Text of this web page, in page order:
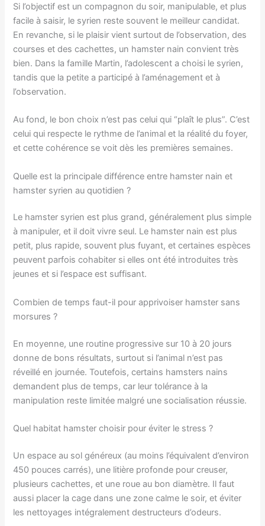
Si l’objectif est un compagnon du soir, manipulable, et plus
facile à saisir, le syrien reste souvent le meilleur candidat.
En revanche, si le plaisir vient surtout de l’observation, des
courses et des cachettes, un hamster nain convient très
bien. Dans la famille Martin, l’adolescent a choisi le syrien,
tandis que la petite a participé à l’aménagement et à
l’observation.
Au fond, le bon choix n’est pas celui qui “plaît le plus”. C’est
celui qui respecte le rythme de l’animal et la réalité du foyer,
et cette cohérence se voit dès les premières semaines.
Quelle est la principale différence entre hamster nain et
hamster syrien au quotidien ?
Le hamster syrien est plus grand, généralement plus simple
à manipuler, et il doit vivre seul. Le hamster nain est plus
petit, plus rapide, souvent plus fuyant, et certaines espèces
peuvent parfois cohabiter si elles ont été introduites très
jeunes et si l’espace est suffisant.
Combien de temps faut-il pour apprivoiser hamster sans
morsures ?
En moyenne, une routine progressive sur 10 à 20 jours
donne de bons résultats, surtout si l’animal n’est pas
réveillé en journée. Toutefois, certains hamsters nains
demandent plus de temps, car leur tolérance à la
manipulation reste limitée malgré une socialisation réussie.
Quel habitat hamster choisir pour éviter le stress ?
Un espace au sol généreux (au moins l’équivalent d’environ
450 pouces carrés), une litière profonde pour creuser,
plusieurs cachettes, et une roue au bon diamètre. Il faut
aussi placer la cage dans une zone calme le soir, et éviter
les nettoyages intégralement destructeurs d’odeurs.